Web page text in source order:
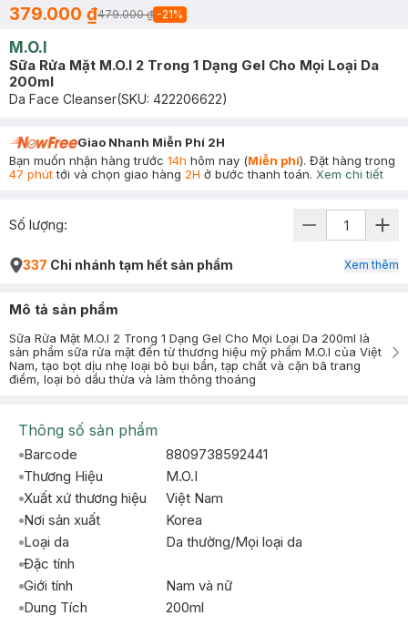
379.000 ₫479.000 ₫ -21%
M.O.I
Sữa Rửa Mặt M.O.I 2 Trong 1 Dạng Gel Cho Mọi Loại Da
200ml
Da Face Cleanser(SKU: 422206622)
Giao Nhanh Miễn Phí 2H
Bạn muốn nhận hàng trước 14h hôm nay (Miễn phí). Đặt hàng trong
47 phúttới và chọn giao hàng 2H ở bước thanh toán. Xem chi tiết
Số lượng:
337 Chi nhánh tạm hết sản phẩm Xem thêm
Mô tả sản phẩm
Sữa Rửa Mặt M.O.I 2 Trong 1 Dạng Gel Cho Mọi Loại Da 200ml là
sản phẩm sữa rửa mặt đến từ thương hiệu mỹ phẩm M.O.I của Việt
Nam, tạo bọt dịu nhẹ loại bỏ bụi bẩn, tạp chất và cặn bã trang
điểm, loại bỏ dầu thừa và làm thông thoáng
Thông số sản phẩm
Barcode
8809738592441
Thương Hiệu
M.O.I
Xuất xứ thương hiệu
Việt Nam
Nơi sản xuất
Korea
Loại da
Da thường/Mọi loại da
Đặc tính
Giới tính
Nam và nữ
Dung Tích
200ml